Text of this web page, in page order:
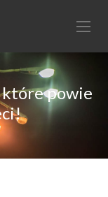
które powie